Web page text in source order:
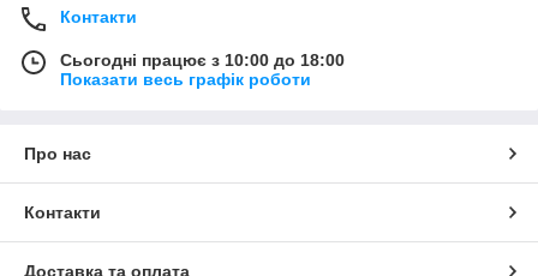
Контакти
Сьогодні працює з 10:00 до 18:00
Показати весь графік роботи
Про нас
Контакти
Доставка та оплата